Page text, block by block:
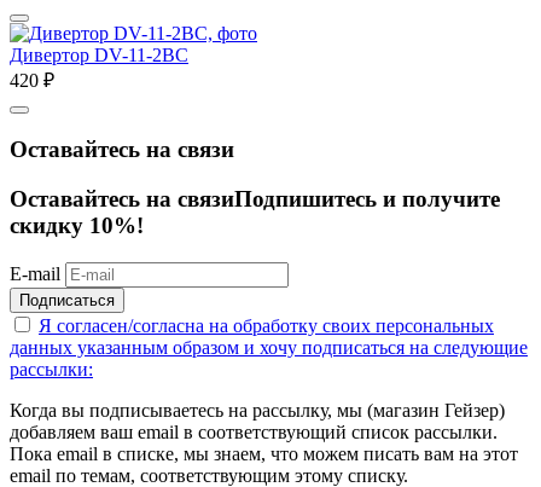
Дивертор DV-11-2BC
420 ₽
Оставайтесь на связи
Оставайтесь на связиПодпишитесь и получите
скидку 10%!
E-mail
Подписаться
Я согласен/согласна на обработку своих персональных
данных указанным образом и хочу подписаться на следующие
рассылки:
Когда вы подписываетесь на рассылку, мы (магазин Гейзер)
добавляем ваш email в соответствующий список рассылки.
Пока email в списке, мы знаем, что можем писать вам на этот
email по темам, соответствующим этому списку.